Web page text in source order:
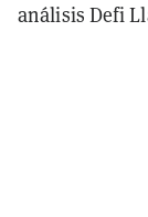
análisis Defi